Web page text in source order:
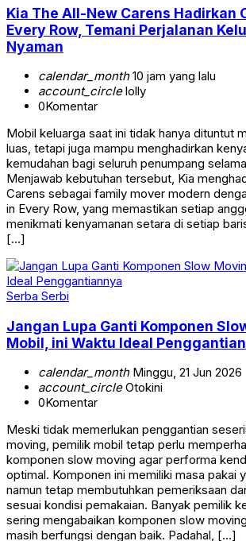
Kia The All-New Carens Hadirkan
Every Row, Temani Perjalanan
Nyaman
calendar_month10 jam yang lalu
account_circlelolly
0Komentar
Mobil keluarga saat ini tidak hanya dituntut
luas, tetapi juga mampu menghadirkan
kemudahan bagi seluruh penumpang
Menjawab kebutuhan tersebut, Kia
Carens sebagai family mover modern
in Every Row, yang memastikan setiap
menikmati kenyamanan setara di setiap
[…]
Serba Serbi
Jangan Lupa Ganti Komponen
Mobil, ini Waktu Ideal
calendar_monthMinggu, 21 Jun 2026
account_circleOtokini
0Komentar
Meski tidak memerlukan penggantian
moving, pemilik mobil tetap perlu
komponen slow moving agar performa
optimal. Komponen ini memiliki masa pakai
namun tetap membutuhkan pemeriksaan
sesuai kondisi pemakaian. Banyak pemilik
sering mengabaikan komponen slow
masih berfungsi dengan baik. Padahal, […]